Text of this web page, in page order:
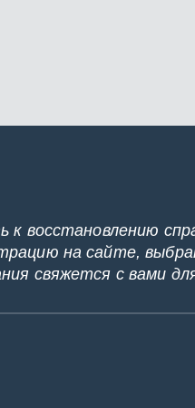
к восстановлению
на сайте,
свяжется с вами